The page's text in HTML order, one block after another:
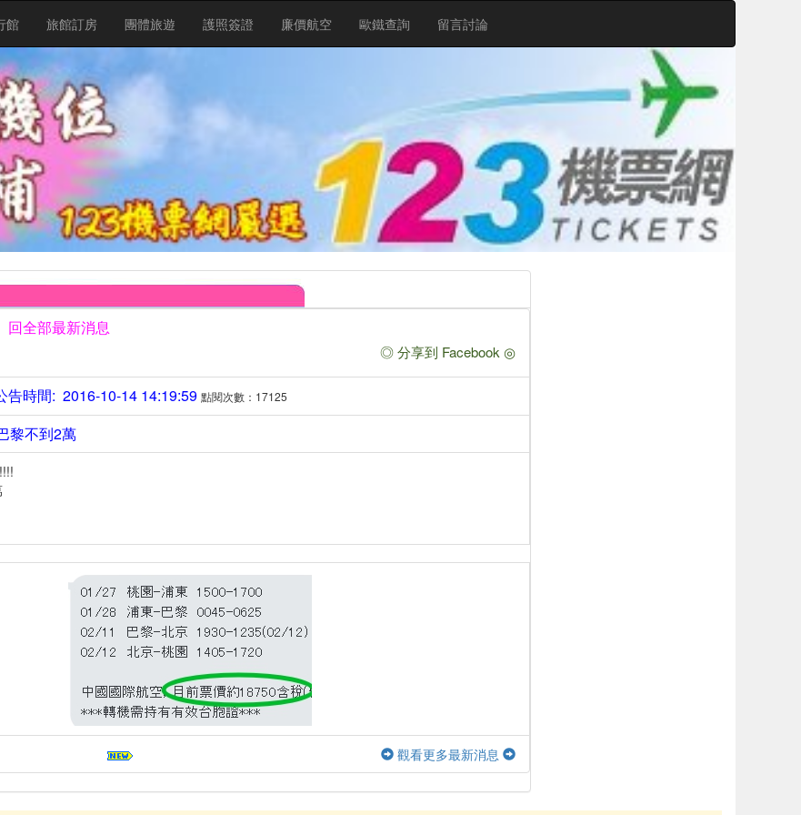
館 旅館訂房 團體旅遊 護照簽證 廉價航空 歐鐵查詢 留言討論
回全部最新消息
◎ 分享到 Facebook ◎
時間: 2016-10-14 14:19:59 點閱次數：17125
黎不到2萬
觀看更多最新消息